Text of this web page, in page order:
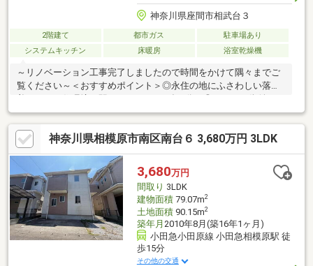
神奈川県座間市相武台３
2階建て 都市ガス
駐車場あり
システムキッチン
床暖房 浴室乾燥機
～リノベーション工事完了しましたので時間をかけて隅々までご
覧ください～＜おすすめポイント＞◎永住の地にふさわしい落ち
広がる全128区画の開発分譲地内！道路幅員は広々6ｍ！◎吹抜け
天井が魅力の広いリビングルーム♪ガーデニングが楽しめる小庭あ
り。◎タタミコーナー、サニタリールーム、家事コーナー、シュ
ーズインクローゼット付！◎アイランドキッチン、床暖房、浴室
乾燥など充実の住宅設備類が整っています。◎学校関係や公園、
商業施設、病院、役所などが整った利便性に優れた立地！＜交通
アクセス＞ 小田急小田原線「相武台前」駅徒歩7分
神奈川県相模原市南区南台６ 3,680万円 3LDK
3,680万円
間取り 3LDK
建物面積79.07m2
土地面積90.15m2
築年月 2010年8月(築16年1ヶ月)
小田急小田原線 小田急相模原駅 徒
歩15分
その他の交通